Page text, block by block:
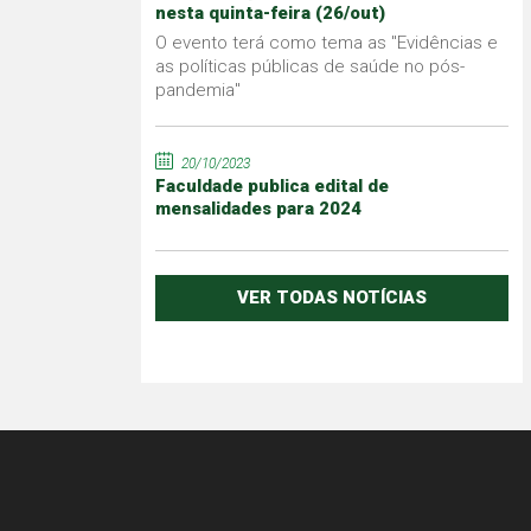
nesta quinta-feira (26/out)
O evento terá como tema as "Evidências e
as políticas públicas de saúde no pós-
pandemia"
20/10/2023
Faculdade publica edital de
mensalidades para 2024
VER TODAS NOTÍCIAS